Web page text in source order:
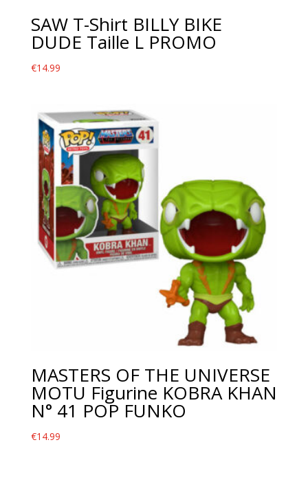
SAW T-Shirt BILLY BIKE
DUDE Taille L PROMO
€14.99
MASTERS OF THE UNIVERSE
MOTU Figurine KOBRA KHAN
N° 41 POP FUNKO
€14.99